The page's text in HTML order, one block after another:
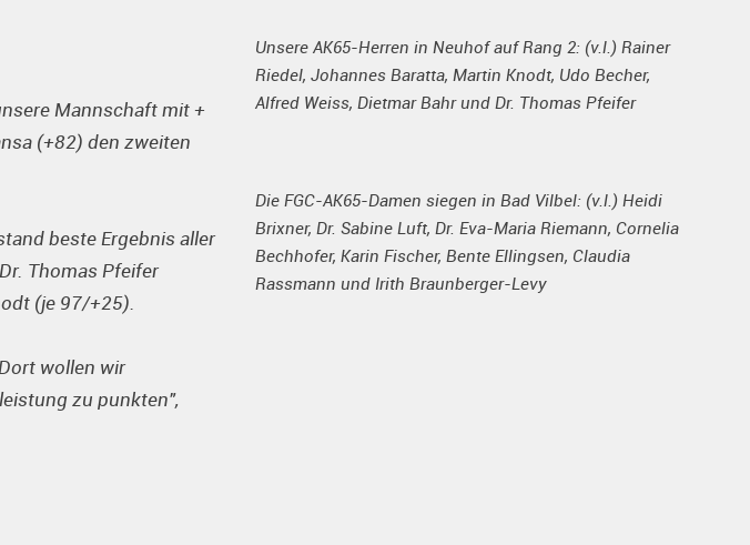
Mannschaft mit +
(+82) den zweiten
beste Ergebnis aller
Thomas Pfeifer
(je 97/+25).
wollen wir
zu punkten",
Unsere AK65-Herren in Neuhof auf Rang 2: (v.l.) Rainer
Riedel, Johannes Baratta, Martin Knodt, Udo Becher,
Alfred Weiss, Dietmar Bahr und Dr. Thomas Pfeifer
Die FGC-AK65-Damen siegen in Bad Vilbel: (v.l.) Heidi
Brixner, Dr. Sabine Luft, Dr. Eva-Maria Riemann, Cornelia
Bechhofer, Karin Fischer, Bente Ellingsen, Claudia
Rassmann und Irith Braunberger-Levy